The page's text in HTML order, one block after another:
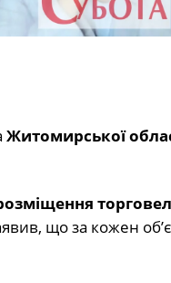
Житомирської
що за кожен